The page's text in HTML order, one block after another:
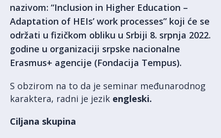
nazivom: “Inclusion in Higher Education –
Adaptation of HEIs’ work processes” koji će se
održati u fizičkom obliku u Srbiji 8. srpnja 2022.
godine u organizaciji srpske nacionalne
Erasmus+ agencije (Fondacija Tempus).
S obzirom na to da je seminar međunarodnog
karaktera, radni je jezik engleski.
Ciljana skupina